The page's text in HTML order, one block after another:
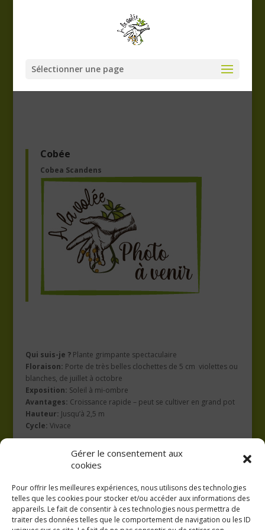
Gérer le consentement aux
cookies
Pour offrir les meilleures expériences, nous utilisons des technologies
telles que les cookies pour stocker et/ou accéder aux informations des
appareils. Le fait de consentir à ces technologies nous permettra de
traiter des données telles que le comportement de navigation ou les ID
Sélectionner une page
Cobée
Cobea Scandens
Qui suis-je ?Plante grimpante spectaculaire
Floraison: Porte de très bellesclochettes de 5 cm violettes ou
blanches, de juillet à octobre
Exposition: Soleil à mi-ombre
Avantages: Croissance rapide – peut se cultiver en grand pot
Hauteur: Jusqu’à 2,5 m
Cycle: Vivace